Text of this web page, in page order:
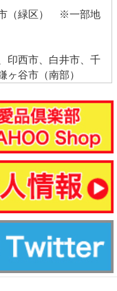
（緑区） ※一部地
印西市、白井市、千
谷市（南部）